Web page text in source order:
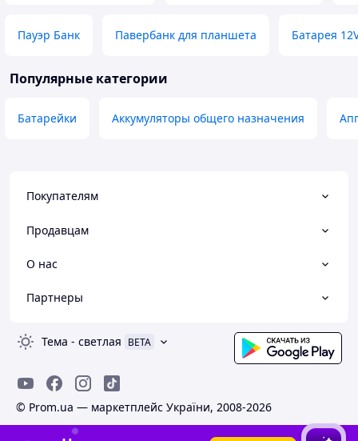
Пауэр Банк Павербанк для планшета Батарея
Популярные категории
Батарейки Аккумуляторы общего назначения
Покупателям
Продавцам
О нас
Партнеры
Тема - светлая BETA
© Prom.ua — маркетплейс України, 2008-2026